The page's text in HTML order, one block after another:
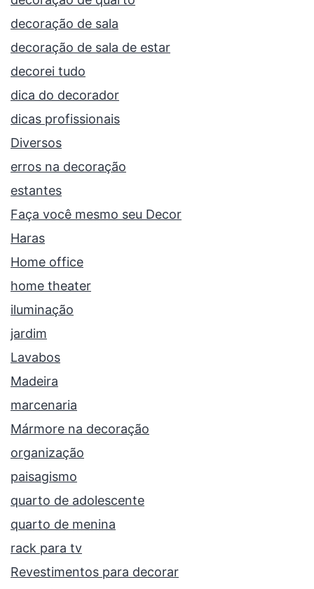
decoração de sala
decoração de sala de estar
decorei tudo
dica do decorador
dicas profissionais
Diversos
erros na decoração
estantes
Faça você mesmo seu Decor
Haras
Home office
home theater
iluminação
jardim
Lavabos
Madeira
marcenaria
Mármore na decoração
organização
paisagismo
quarto de adolescente
quarto de menina
rack para tv
Revestimentos para decorar